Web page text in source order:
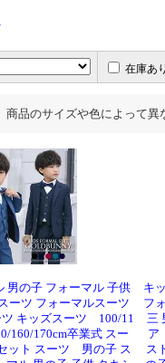
在庫あり
商品のサイズや色によって異
男の子 フォーマル 子供
ーツ フォーマルスーツ
ツ キッズスーツ 100/11
160/170cm卒業式 スー
ット スーツ 男の子 ス
キ
フ
三
ア
ス